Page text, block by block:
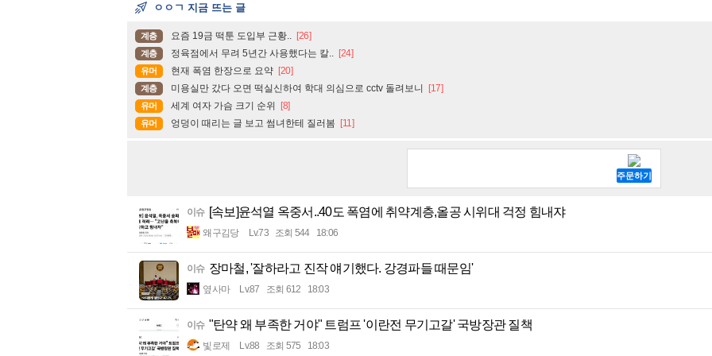
ㅇㅇㄱ 지금 뜨는 글
계층 요즘 19금 떡툰 도입부 근황.. [26]
계층 정육점에서 무려 5년간 사용했다는 칼.. [24]
유머 현재 폭염 한장으로 요약 [20]
계층 미용실만 갔다 오면 떡실신하여 학대 의심으로 cctv 돌려보니 [17]
유머 세계 여자 가슴 크기 순위 [8]
유머 엉덩이 때리는 글 보고 썸녀한테 질러봄 [11]
이슈 [속보]윤석열 옥중서..40도 폭염에 취약계층,올공 시위대 걱정 힘내쟈
왜구김당 Lv.73 조회 544 18:06
이슈 장마철, '잘하라고 진작 얘기했다. 강경파들 때문임'
옆사마 Lv.87 조회 612 18:03
이슈 "탄약 왜 부족한 거야" 트럼프 '이란전 무기고갈' 국방장관 질책
빛로제 Lv.88 조회 575 18:03